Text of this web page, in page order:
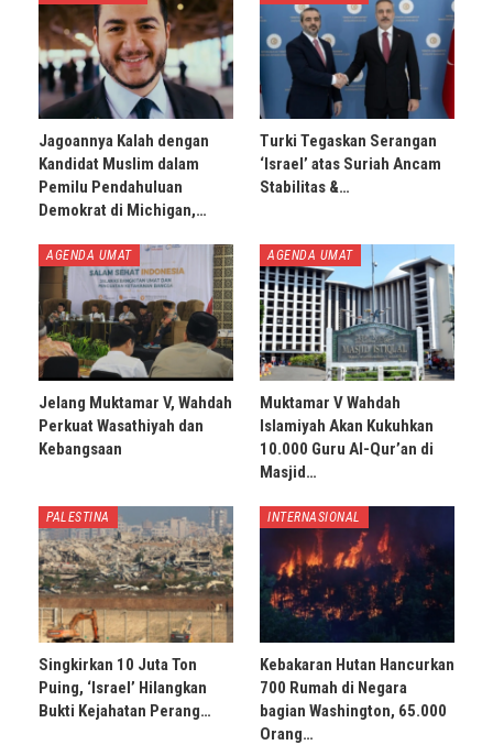
Jagoannya Kalah dengan
Kandidat Muslim dalam
Pemilu Pendahuluan
Demokrat di Michigan,…
Turki Tegaskan Serangan
‘Israel’ atas Suriah Ancam
Stabilitas &…
AGENDA UMAT
Jelang Muktamar V, Wahdah
Perkuat Wasathiyah dan
Kebangsaan
AGENDA UMAT
Muktamar V Wahdah
Islamiyah Akan Kukuhkan
10.000 Guru Al-Qur’an di
Masjid…
PALESTINA
Singkirkan 10 Juta Ton
Puing, ‘Israel’ Hilangkan
Bukti Kejahatan Perang…
INTERNASIONAL
Kebakaran Hutan Hancurkan
700 Rumah di Negara
bagian Washington, 65.000
Orang…